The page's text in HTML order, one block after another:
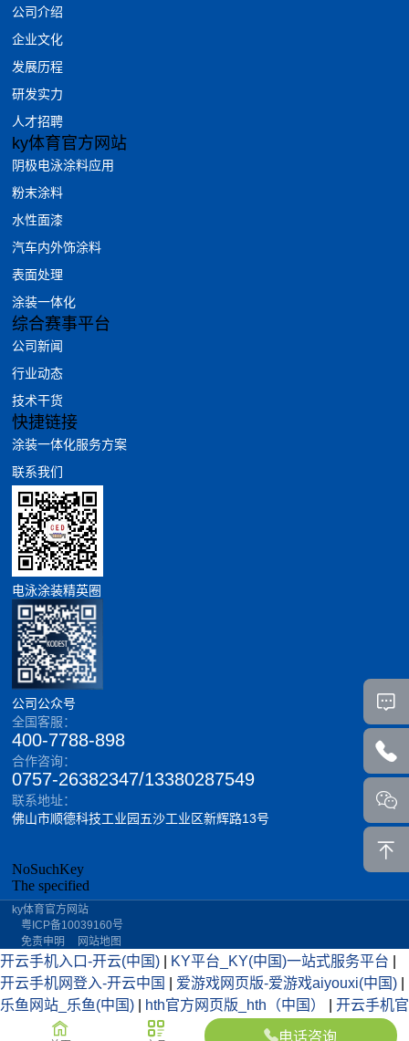
公司介绍
企业文化
发展历程
研发实力
人才招聘
ky体育官方网站
阴极电泳涂料应用
粉末涂料
水性面漆
汽车内外饰涂料
表面处理
涂装一体化
综合赛事平台
公司新闻
行业动态
技术干货
快捷链接
涂装一体化服务方案
联系我们
电泳涂装精英圈
公司公众号
全国客服：
400-7788-898
合作咨询：
0757-26382347/13380287549
联系地址：
佛山市顺德科技工业园五沙工业区新辉路13号
ky体育官方网站
粤ICP备10039160号
免责申明
网站地图
电话咨询
开云手机入口-开云(中国) KY平台_KY(中国)一站式服务平台
开云手机网登入-开云中国
爱游戏网页版-爱游戏aiyouxi(中国)
乐鱼网站_乐鱼(中国)
hth官方网页版_hth（中国）
开云手机官
方版在线入口-开云(中国)| 新利luck18（中国）体育-官方网站|